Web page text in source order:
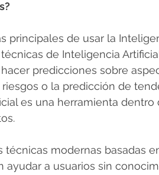
principales de usar la
de Inteligencia
predicciones sobre
o la predicción de
es una herramienta
técnicas modernas basadas
ayudar a usuarios sin